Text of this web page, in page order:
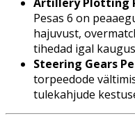
Pesas 6 on
hajuvust,
tihedad igal
Steering Gears
torpeedode
tulekahjude